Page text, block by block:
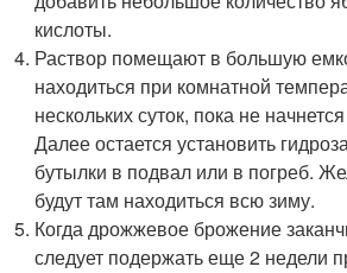
кислоты.
Раствор помещают в большую
находиться при комнатной
нескольких суток, пока не
Далее остается установить
бутылки в подвал или в погреб.
будут там находиться всю зиму.
Когда дрожжевое брожение
следует подержать еще 2 недели